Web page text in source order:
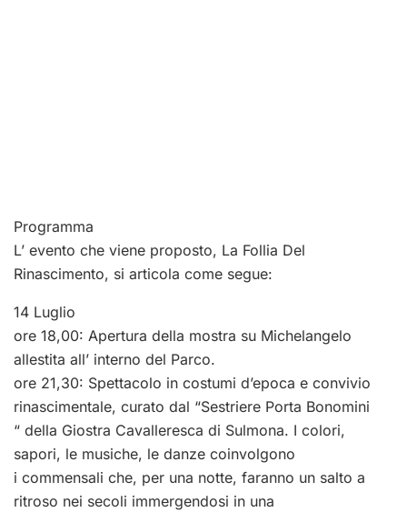
Programma
L’ evento che viene proposto, La Follia Del
Rinascimento, si articola come segue:
14 Luglio
ore 18,00: Apertura della mostra su Michelangelo
allestita all’ interno del Parco.
ore 21,30: Spettacolo in costumi d’epoca e convivio
rinascimentale, curato dal “Sestriere Porta Bonomini
“ della Giostra Cavalleresca di Sulmona. I colori,
sapori, le musiche, le danze coinvolgono
i commensali che, per una notte, faranno un salto a
ritroso nei secoli immergendosi in una